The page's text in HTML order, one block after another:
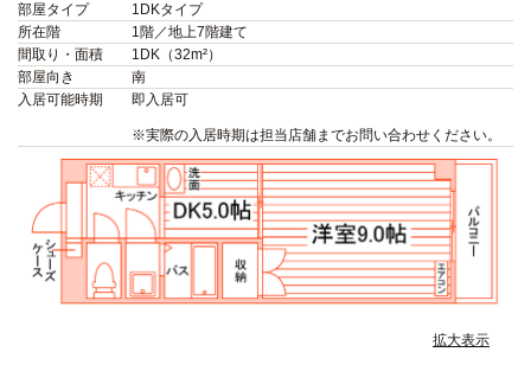
部屋タイプ
1DKタイプ
所在階
1階／地上7階建て
間取り・面積
1DK（32m²）
部屋向き
南
入居可能時期
即入居可
※実際の入居時期は担当店舗までお問い合わせください。
拡大表示